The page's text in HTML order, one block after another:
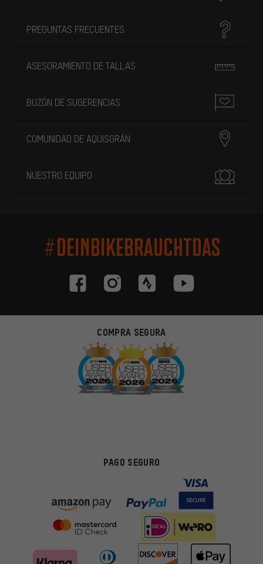
PREGUNTAS FRECUENTES
ASESORAMIENTO DE TALLAS
BUZÓN DE SUGERENCIAS
COMUNIDAD DE AQUISGRÁN
NUESTRO EQUIPO
#DEINBIKEBRAUCHTDAS
COMPRA SEGURA
PAGO SEGURO